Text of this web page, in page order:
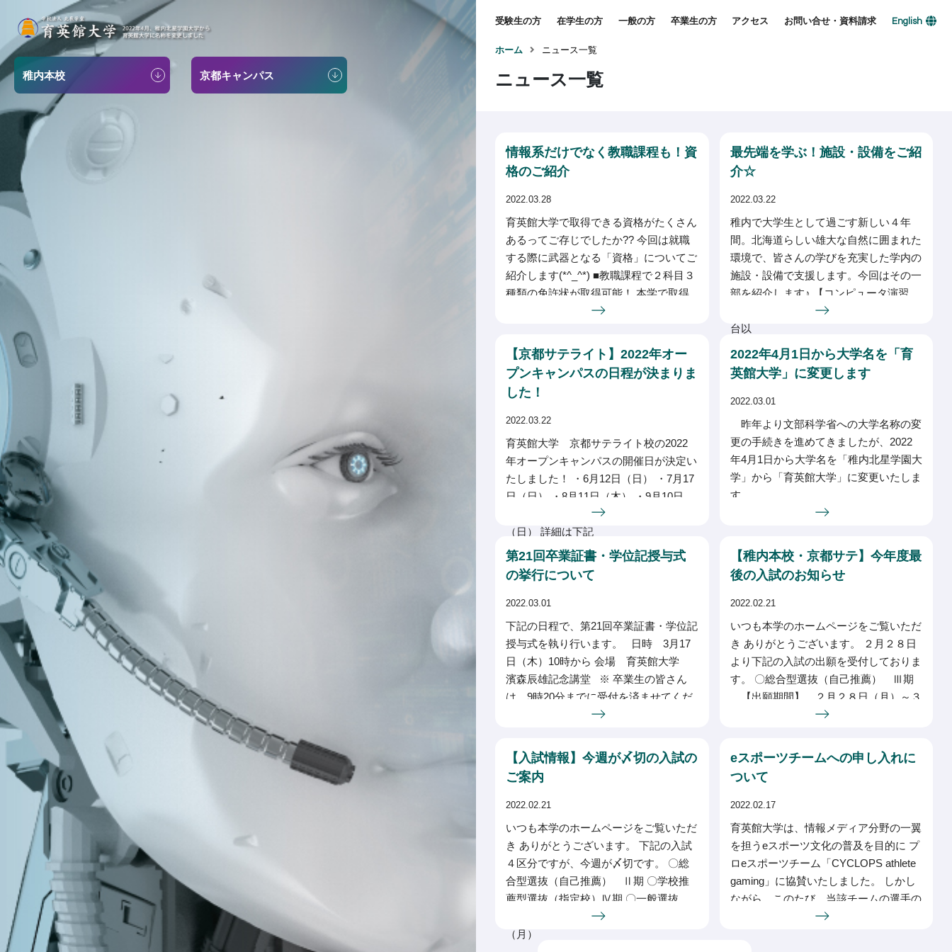
稚内本校 京都キャンパス
受験生の方 在学生の方 一般の方 卒業生の方 アクセス お問い合せ・資料請求 English
ホーム ニュース一覧
ニュース一覧
情報系だけでなく教職課程も！資
格のご紹介
2022.03.28
育英館大学で取得できる資格がたくさん
あるってご存じでしたか?? 今回は就職
する際に武器となる「資格」についてご
紹介します(*^_^*) ■教職課程で２科目３
種類の免許状が取得可能！ 本学で取得
可能な免許状は以下の２科目３
最先端を学ぶ！施設・設備をご紹
介☆
2022.03.22
稚内で大学生として過ごす新しい４年
間。北海道らしい雄大な自然に囲まれた
環境で、皆さんの学びを充実した学内の
施設・設備で支援します。今回はその一
部を紹介します♪ 【コンピュータ演習
室】 ２階の大演習室では、いつでも80
台以
【京都サテライト】2022年オー
プンキャンパスの日程が決まりま
した！
2022.03.22
育英館大学 京都サテライト校の2022
年オープンキャンパスの開催日が決定い
たしました！ ・6月12日（日） ・7月17
日（日） ・8月11日（木） ・9月10日
（土） ・10月16日（日） ・12月4日
（日） 詳細は下記
2022年4月1日から大学名を「育
英館大学」に変更します
2022.03.01
昨年より文部科学省への大学名称の変
更の手続きを進めてきましたが、2022
年4月1日から大学名を「稚内北星学園大
学」から「育英館大学」に変更いたしま
す。
第21回卒業証書・学位記授与式
の挙行について
2022.03.01
下記の日程で、第21回卒業証書・学位記
授与式を執り行います。 日時 3月17
日（木）10時から 会場 育英館大学
濱森辰雄記念講堂 ※ 卒業生の皆さん
は、9時20分までに受付を済ませてくだ
【稚内本校・京都サテ】今年度最
後の入試のお知らせ
2022.02.21
いつも本学のホームページをご覧いただ
き ありがとうございます。 ２月２８日
より下記の入試の出願を受付しておりま
す。 〇総合型選抜（自己推薦） Ⅲ期
【出願期間】 ２月２８日（月）～３
月１８日（金） 【試験日】 ３月
【入試情報】今週が〆切の入試の
ご案内
2022.02.21
いつも本学のホームページをご覧いただ
き ありがとうございます。 下記の入試
４区分ですが、今週が〆切です。 〇総
合型選抜（自己推薦） Ⅱ期 〇学校推
薦型選抜（指定校）Ⅳ期 〇一般選抜
Ⅱ期 【出願期間】 ２月 ７日
（月）
eスポーツチームへの申し入れに
ついて
2022.02.17
育英館大学は、情報メディア分野の一翼
を担うeスポーツ文化の普及を目的に プ
ロeスポーツチーム「CYCLOPS athlete
gaming」に協賛いたしました。 しかし
ながら、このたび、当該チームの選手の